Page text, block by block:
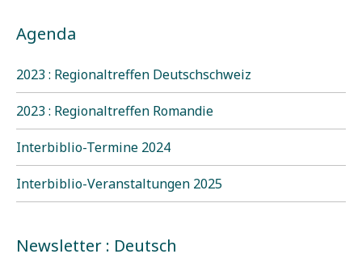
Agenda
2023 : Regionaltreffen Deutschschweiz
2023 : Regionaltreffen Romandie
Interbiblio-Termine 2024
Interbiblio-Veranstaltungen 2025
Newsletter : Deutsch